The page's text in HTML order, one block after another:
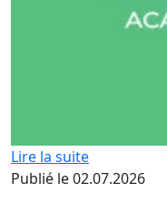
Lire la suite
Publié le 02.07.2026